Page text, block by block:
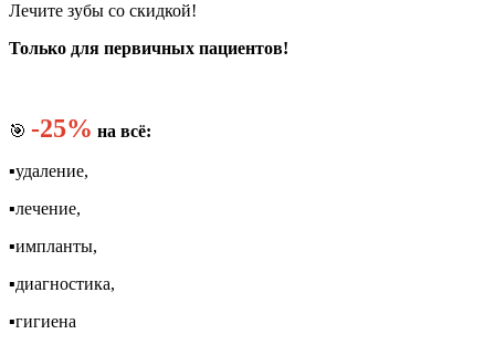
Лечите зубы со скидкой!
Только для первичных пациентов!
🎯 -25% на всё:
▪️удаление,
▪️лечение,
▪️импланты,
▪️диагностика,
▪️гигиена